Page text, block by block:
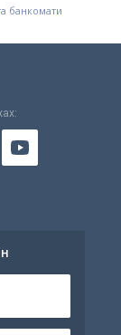
банкомати